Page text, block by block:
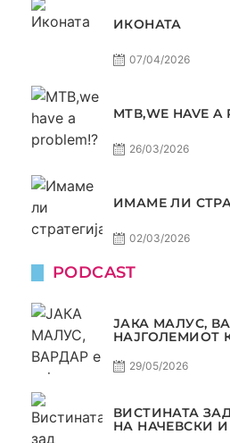
ИКОНАТА
07/04/2026
МТВ,WE HAVE A
26/03/2026
ИМАМЕ ЛИ
02/03/2026
PODCAST
ЈАКА МАЛУС,
НАЈГОЛЕМИОТ
29/05/2026
ВИСТИНАТА
НА НАЧЕВСКИ